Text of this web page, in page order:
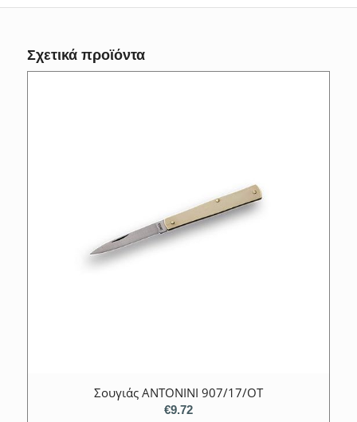
Σχετικά προϊόντα
Σουγιάς ANTONINI 907/17/OT
€9.72